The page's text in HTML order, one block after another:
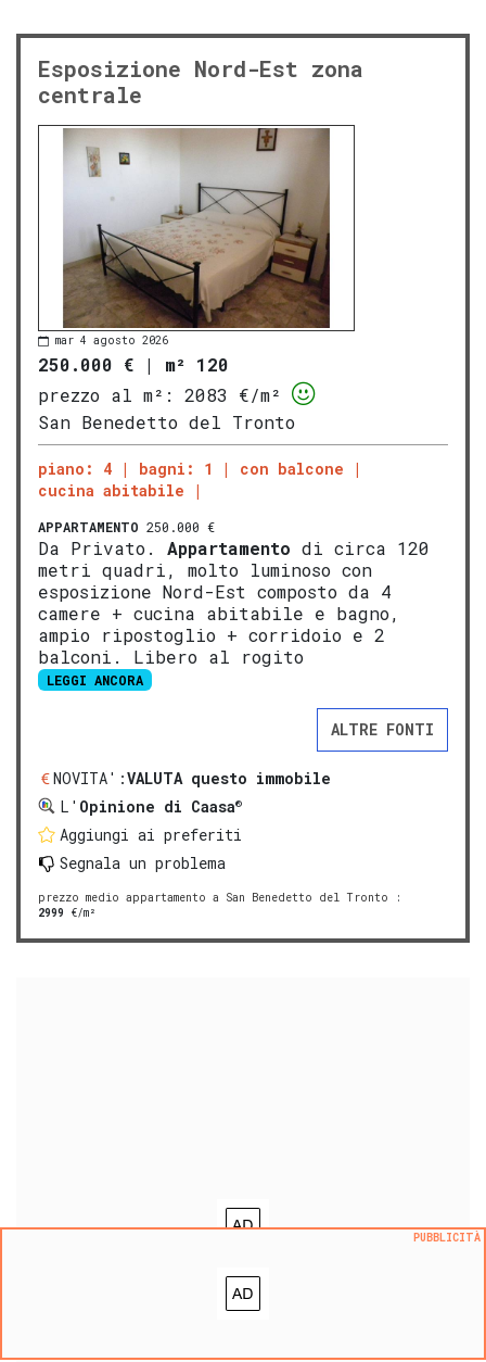
Esposizione Nord-Est zona
centrale
mar 4 agosto 2026
250.000 € | m² 120
prezzo al m²:
2083 €/m²
San Benedetto del Tronto
piano: 4 bagni: 1
con balcone
cucina abitabile
APPARTAMENTO 250.000 €
Da Privato. Appartamento di circa 120
metri quadri, molto luminoso con
esposizione Nord-Est composto da 4
camere + cucina abitabile e bagno,
ampio ripostoglio + corridoio e 2
balconi. Libero al rogito
LEGGI ANCORA
ALTRE FONTI
NOVITA':VALUTA questo immobile
L' Opinione di Caasa®
Aggiungi ai preferiti
Segnala un problema
prezzo medio appartamento a San Benedetto del Tronto :
2999 €/m²
PUBBLICITÀ